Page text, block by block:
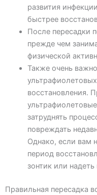
развития
быстрее
После пересадки
прежде чем
физической
Также очень
восстановления.
затруднять
повреждать
Однако, если вам
период
зонтик или
Правильная пересадка